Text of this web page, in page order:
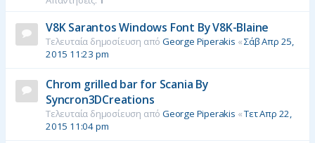
V8K Sarantos Windows Font By V8K-Blaine
Τελευταία δημοσίευση απόGeorge Piperakis «Σάβ Απρ 25,
2015 11:23 pm
Chrom grilled bar for Scania By
Syncron3DCreations
Τελευταία δημοσίευση απόGeorge Piperakis «Τετ Απρ 22,
2015 11:04 pm